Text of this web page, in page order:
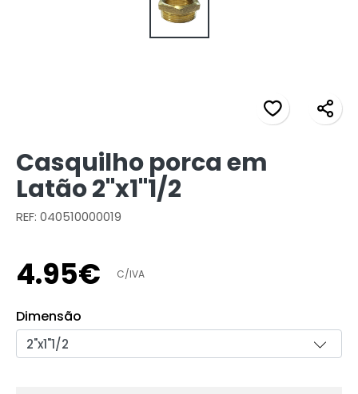
Casquilho porca em
Latão 2"x1"1/2
REF: 040510000019
4.95€ C/IVA
Dimensão